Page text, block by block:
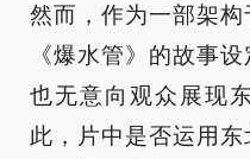
然而，作为一部架构
《爆水管》的故事
也无意向观众展现
此，片中是否运用